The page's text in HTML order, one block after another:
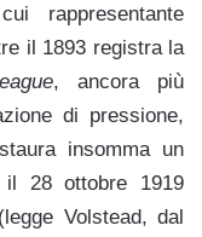
rappresentante
il 1893 registra la
, ancora più
di pressione,
insomma un
il 28 ottobre 1919
Volstead, dal